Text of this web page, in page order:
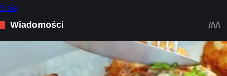
9 sie